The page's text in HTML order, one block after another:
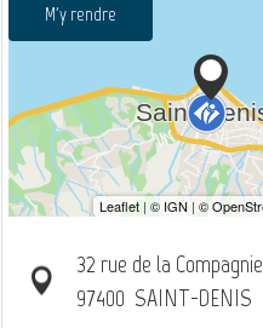
M'y rendre
32 rue de la Compagnie
97400 SAINT-DENIS